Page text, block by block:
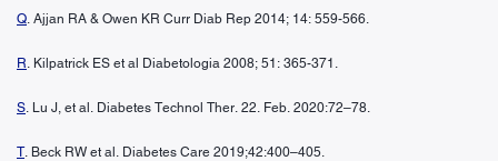
Q. Ajjan RA & Owen KR Curr Diab Rep 2014; 14: 559-566.
R. Kilpatrick ES et al Diabetologia 2008; 51: 365-371.
S. Lu J, et al. Diabetes Technol Ther. 22. Feb. 2020:72–78.
T. Beck RW et al. Diabetes Care 2019;42:400–405.